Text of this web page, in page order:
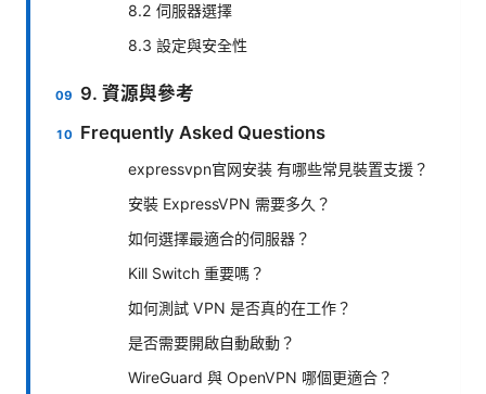
8.2 伺服器選擇
8.3 設定與安全性
9. 資源與參考
Frequently Asked Questions
expressvpn官网安装 有哪些常見裝置支援？
安裝 ExpressVPN 需要多久？
如何選擇最適合的伺服器？
Kill Switch 重要嗎？
如何測試 VPN 是否真的在工作？
是否需要開啟自動啟動？
WireGuard 與 OpenVPN 哪個更適合？